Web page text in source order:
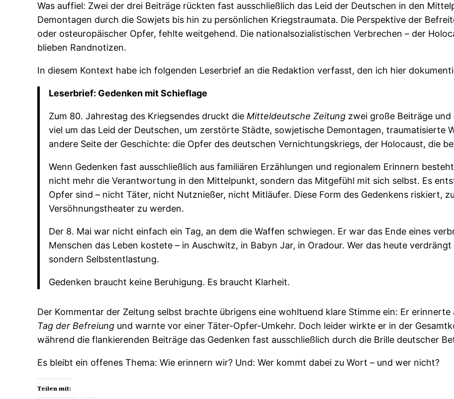
Was auffiel: Zwei der drei Beiträge rückten fast ausschließlich das Leid der Deutschen in den
Demontagen durch die Sowjets bis hin zu persönlichen Kriegstraumata. Die Perspektive der
oder osteuropäischer Opfer, fehlte weitgehend. Die nationalsozialistischen Verbrechen – der
blieben Randnotizen.
In diesem Kontext habe ich folgenden Leserbrief an die Redaktion verfasst, den ich hier
Leserbrief: Gedenken mit Schieflage
Zum 80. Jahrestag des Kriegsendes druckt die Mitteldeutsche Zeitungzwei große Beiträge und
viel um das Leid der Deutschen, um zerstörte Städte, sowjetische Demontagen, traumatisierte
andere Seite der Geschichte: die Opfer des deutschen Vernichtungskriegs, der Holocaust, die
Wenn Gedenken fast ausschließlich aus familiären Erzählungen und regionalem Erinnern
nicht mehr die Verantwortung in den Mittelpunkt, sondern das Mitgefühl mit sich selbst. Es
Opfer sind – nicht Täter, nicht Nutznießer, nicht Mitläufer. Diese Form des Gedenkens riskiert,
Versöhnungstheater zu werden.
Der 8. Mai war nicht einfach ein Tag, an dem die Waffen schwiegen. Er war das Ende eines
Menschen das Leben kostete – in Auschwitz, in Babyn Jar, in Oradour. Wer das heute
sondern Selbstentlastung.
Gedenken braucht keine Beruhigung. Es braucht Klarheit.
Der Kommentar der Zeitung selbst brachte übrigens eine wohltuend klare Stimme ein: Er
Tag der Befreiung und warnte vor einer Täter-Opfer-Umkehr. Doch leider wirkte er in der
während die flankierenden Beiträge das Gedenken fast ausschließlich durch die Brille deutscher
Es bleibt ein offenes Thema: Wie erinnern wir? Und: Wer kommt dabei zu Wort – und wer nicht?
Teilen mit: